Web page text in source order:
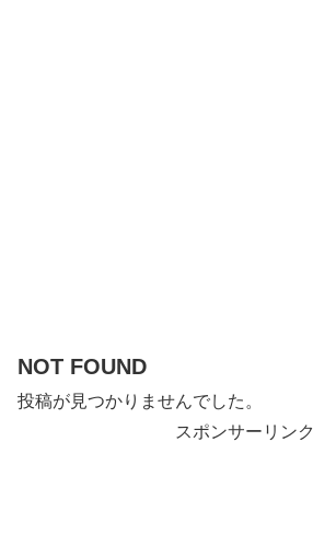
NOT FOUND
投稿が見つかりませんでした。
スポンサーリンク